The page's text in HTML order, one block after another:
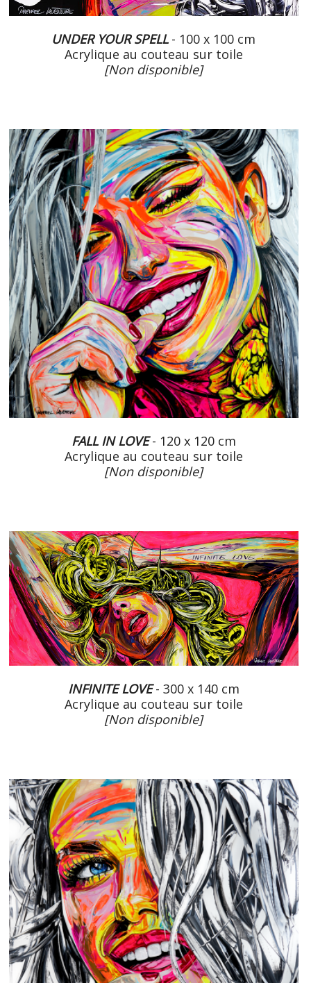
UNDER YOUR SPELL- 100 x 100 cm
Acrylique au couteau sur toile
[Non disponible]
FALL IN LOVE- 120 x 120 cm
Acrylique au couteau sur toile
[Non disponible]
INFINITE LOVE- 300 x 140 cm
Acrylique au couteau sur toile
[Non disponible]